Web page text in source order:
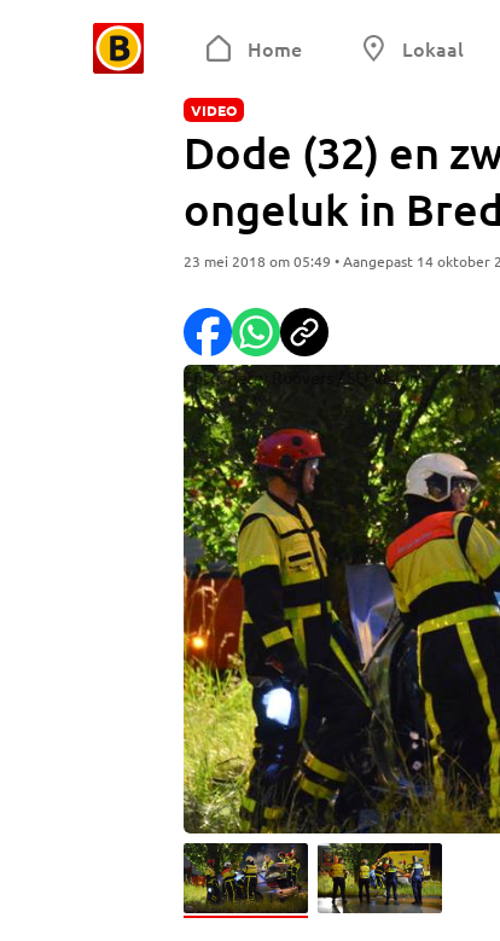
Home Lokaal
VIDEO
Dode (32) en
ongeluk in
23 mei 2018 om 05:49 • Aangepast 14 oktober
Foto: Perry Roovers / SQ Vision